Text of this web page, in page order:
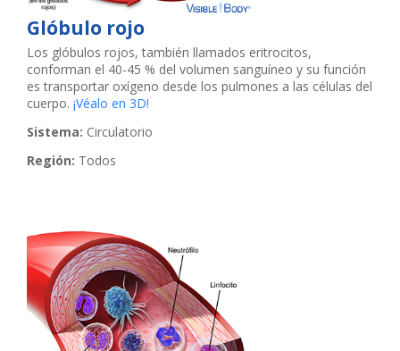
Glóbulo rojo
Los glóbulos rojos, también llamados eritrocitos,
conforman el 40-45 % del volumen sanguíneo y su función
es transportar oxígeno desde los pulmones a las células del
cuerpo. ¡Véalo en 3D!
Sistema: Circulatorio
Región: Todos